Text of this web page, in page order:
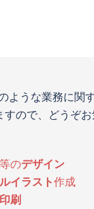
のような業務に関
ので、どうぞ
のデザイン
イラスト作成
刷